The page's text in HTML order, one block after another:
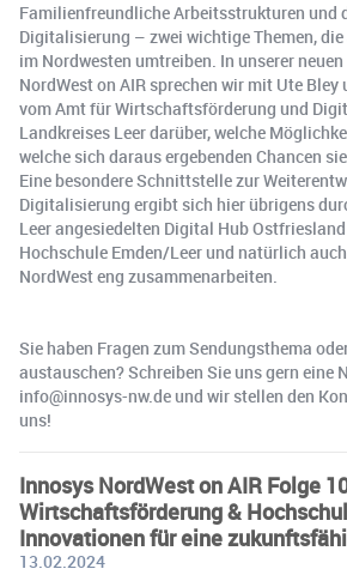
Familienfreundliche Arbeitsstrukturen und
Digitalisierung – zwei wichtige Themen,
im Nordwesten umtreiben. In unserer
NordWest on AIR sprechen wir mit Ute
vom Amt für Wirtschaftsförderung und
Landkreises Leer darüber, welche
welche sich daraus ergebenden Chancen
Eine besondere Schnittstelle zur
Digitalisierung ergibt sich hier übrigens
Leer angesiedelten Digital Hub
Hochschule Emden/Leer und natürlich
NordWest eng zusammenarbeiten.
Sie haben Fragen zum Sendungsthema
austauschen? Schreiben Sie uns gern eine
info@innosys-nw.de und wir stellen den
uns!
Innosys NordWest on AIR Folge
Wirtschaftsförderung &
Innovationen für eine
13.02.2024